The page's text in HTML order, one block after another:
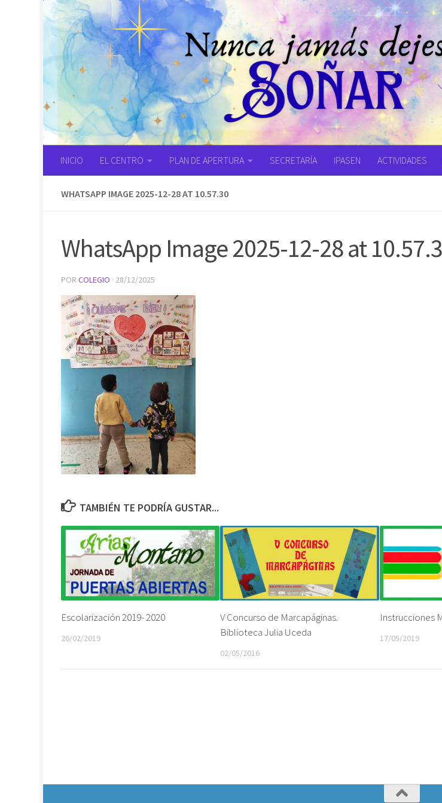
Saltar al contenido
INICIO EL CENTRO PLAN DE APERTURA SECRETARÍA IPASEN ACTIVIDADES
WHATSAPP IMAGE 2025-12-28 AT 10.57.30
WhatsApp Image 2025-12-28 at
POR COLEGIO · 28/12/2025
TAMBIÉN TE PODRÍA GUSTAR...
Escolarización 2019- 2020
26/02/2019
V Concurso de Marcapáginas.
Biblioteca Julia Uceda
02/05/2016
Instrucciones
17/05/2019